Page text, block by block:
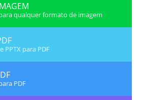
qualquer formato de imagem
PPTX para PDF
PDF